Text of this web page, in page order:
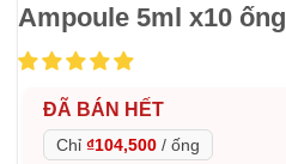
Ampoule 5ml x10 ống
ĐÃ BÁN HẾT
Chỉ ₫104,500 / ống